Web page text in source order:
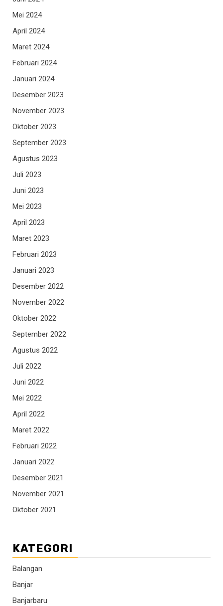
Mei 2024
April 2024
Maret 2024
Februari 2024
Januari 2024
Desember 2023
November 2023
Oktober 2023
September 2023
Agustus 2023
Juli 2023
Juni 2023
Mei 2023
April 2023
Maret 2023
Februari 2023
Januari 2023
Desember 2022
November 2022
Oktober 2022
September 2022
Agustus 2022
Juli 2022
Juni 2022
Mei 2022
April 2022
Maret 2022
Februari 2022
Januari 2022
Desember 2021
November 2021
Oktober 2021
KATEGORI
Balangan
Banjar
Banjarbaru